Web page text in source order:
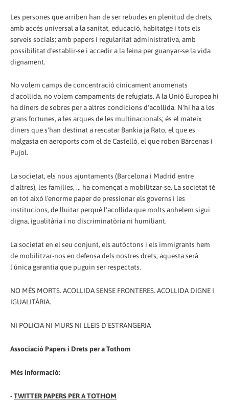
Les persones que arriben han de ser rebudes en plenitud de drets,
amb accés universal a la sanitat, educació, habitatge i tots els
serveis socials; amb papers i regularitat administrativa, amb
possibilitat d'establir-se i accedir a la feina per guanyar-se la vida
dignament.
No volem camps de concentració cínicament anomenats
d'acollida, no volem campaments de refugiats. A la Unió Europea hi
ha diners de sobres per a altres condicions d'acollida. N'hi ha a les
grans fortunes, a les arques de les multinacionals; és el mateix
diners que s'han destinat a rescatar Bankia ja Rato, el que es
malgasta en aeroports com el de Castelló, el que roben Bárcenas i
Pujol.
La societat, els nous ajuntaments (Barcelona i Madrid entre
d'altres), les famílies, ... ha començat a mobilitzar-se. La societat té
en tot això l'enorme paper de pressionar els governs i les
institucions, de lluitar perquè l'acollida que molts anhelem sigui
digna, igualitària i no discriminatòria ni humiliant.
La societat en el seu conjunt, els autòctons i els immigrants hem
de mobilitzar-nos en defensa dels nostres drets, aquesta serà
l'única garantia que puguin ser respectats.
NO MÉS MORTS. ACOLLIDA SENSE FRONTERES. ACOLLIDA DIGNE I
IGUALITÀRIA.
NI POLICIA NI MURS NI LLEIS D'ESTRANGERIA
Associació Papers i Drets per a Tothom
Més informació:
-TWITTER PAPERS PER A TOTHOM